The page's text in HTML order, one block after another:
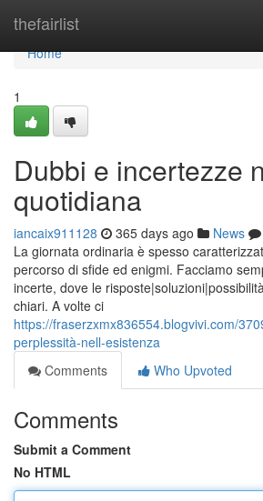
thefairlist
Home
Home
1
Dubbi e incertezze
quotidiana
iancaix911128 365 days ago News
La giornata ordinaria è spesso
percorso di sfide ed enigmi. Facciamo
incerte, dove le
chiari. A volte ci
https://fraserzxmx836554.blogvivi.com/
perplessità-nell-esistenza
Comments
Who Upvoted
Comments
Submit a Comment
No HTML